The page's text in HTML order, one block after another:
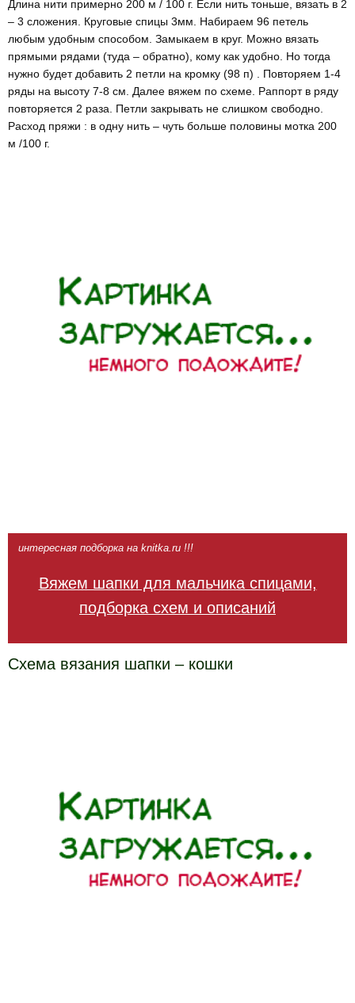
Длина нити примерно 200 м / 100 г. Если нить тоньше, вязать в 2
– 3 сложения. Круговые спицы 3мм. Набираем 96 петель
любым удобным способом. Замыкаем в круг. Можно вязать
прямыми рядами (туда – обратно), кому как удобно. Но тогда
нужно будет добавить 2 петли на кромку (98 п) . Повторяем 1-4
ряды на высоту 7-8 см. Далее вяжем по схеме. Раппорт в ряду
повторяется 2 раза. Петли закрывать не слишком свободно.
Расход пряжи : в одну нить – чуть больше половины мотка 200
м /100 г.
интересная подборка на knitka.ru !!!
Вяжем шапки для мальчика спицами,
подборка схем и описаний
Схема вязания шапки – кошки